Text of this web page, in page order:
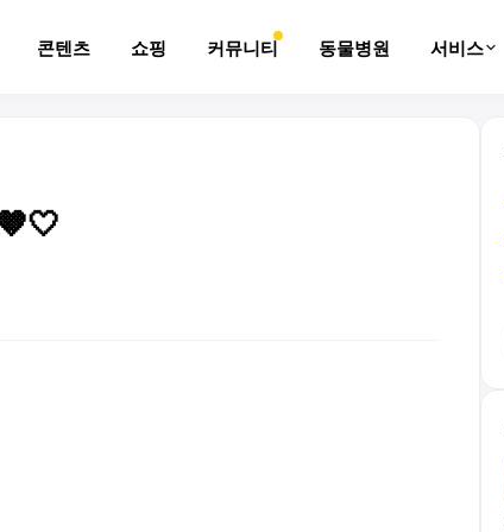
콘텐츠 쇼핑 커뮤니티 동물병원 서비스